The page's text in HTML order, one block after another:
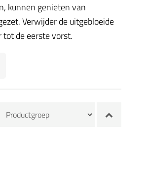
kunnen genieten van
Verwijder de uitgebloeide
tot de eerste vorst.